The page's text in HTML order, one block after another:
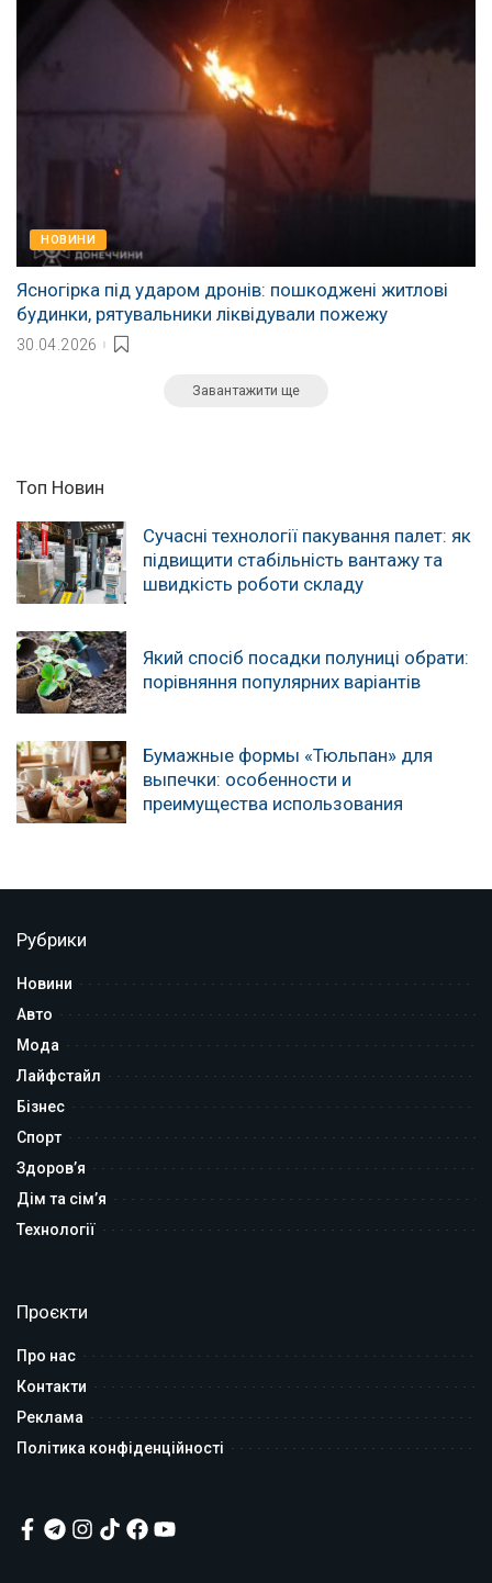
НОВИНИ
Ясногірка під ударом дронів: пошкоджені житлові
будинки, рятувальники ліквідували пожежу
30.04.2026
Завантажити ще
Топ Новин
Сучасні технології пакування палет: як
підвищити стабільність вантажу та
швидкість роботи складу
Який спосіб посадки полуниці обрати:
порівняння популярних варіантів
Бумажные формы «Тюльпан» для
выпечки: особенности и
преимущества использования
Рубрики
Новини
Авто
Мода
Лайфстайл
Бізнес
Спорт
Здоров’я
Дім та сім’я
Технології
Проєкти
Про нас
Контакти
Реклама
Політика конфіденційності